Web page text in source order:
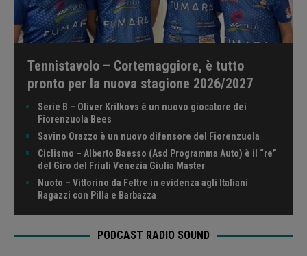
Tennistavolo – Cortemaggiore, è tutto
pronto per la nuova stagione 2026/2027
Serie B – Oliver Krilkovs è un nuovo giocatore dei
Fiorenzuola Bees
Savino Orazzo è un nuovo difensore del Fiorenzuola
Ciclismo – Alberto Baesso (Asd Programma Auto) è il “re”
del Giro del Friuli Venezia Giulia Master
Nuoto – Vittorino da Feltre in evidenza agli Italiani
Ragazzi con Pilla e Barbazza
PODCAST RADIO SOUND